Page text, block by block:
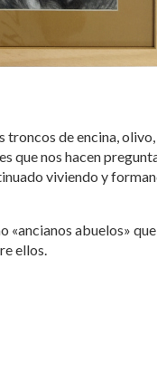
troncos de encina,
que nos hacen
viviendo y
abuelos»
ellos.